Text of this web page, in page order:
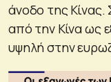
άνοδο της
από την Κίνα ως
υψηλή στην